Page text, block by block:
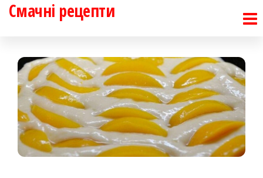
Перейти
Смачні рецепти